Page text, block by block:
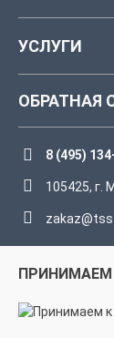
УСЛУГИ
ОБРАТНАЯ
8 (495)
105425, г.
ПРИНИМАЕМ